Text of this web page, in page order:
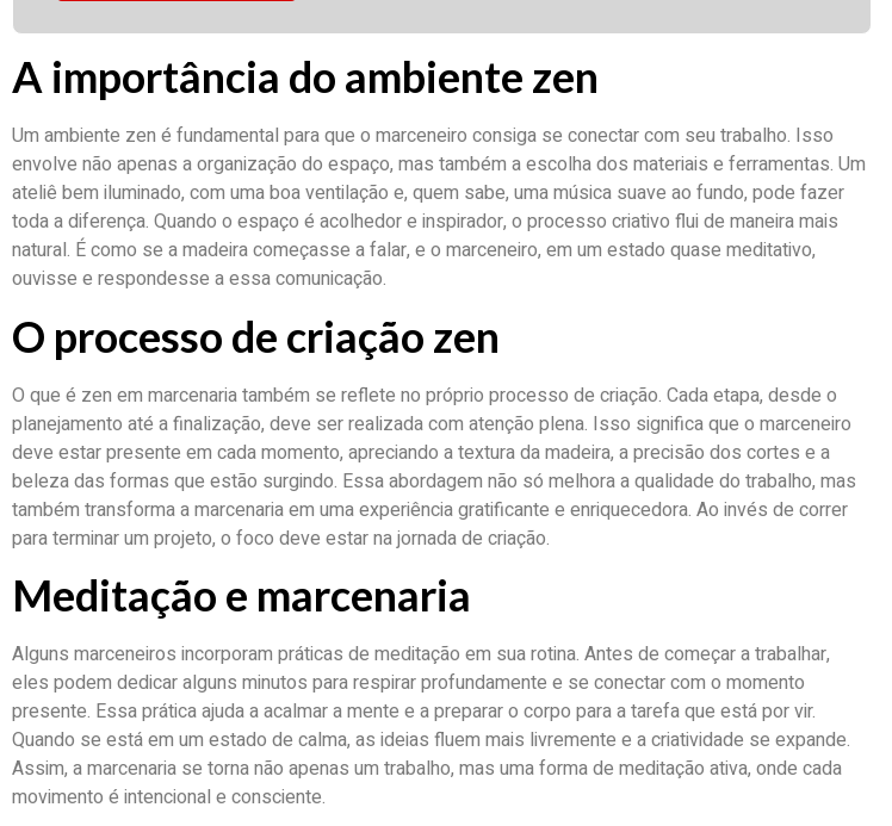
A importância do ambiente zen
Um ambiente zen é fundamental para que o marceneiro consiga se conectar com seu trabalho. Isso
envolve não apenas a organização do espaço, mas também a escolha dos materiais e ferramentas. Um
ateliê bem iluminado, com uma boa ventilação e, quem sabe, uma música suave ao fundo, pode fazer
toda a diferença. Quando o espaço é acolhedor e inspirador, o processo criativo flui de maneira mais
natural. É como se a madeira começasse a falar, e o marceneiro, em um estado quase meditativo,
ouvisse e respondesse a essa comunicação.
O processo de criação zen
O que é zen em marcenaria também se reflete no próprio processo de criação. Cada etapa, desde o
planejamento até a finalização, deve ser realizada com atenção plena. Isso significa que o marceneiro
deve estar presente em cada momento, apreciando a textura da madeira, a precisão dos cortes e a
beleza das formas que estão surgindo. Essa abordagem não só melhora a qualidade do trabalho, mas
também transforma a marcenaria em uma experiência gratificante e enriquecedora. Ao invés de correr
para terminar um projeto, o foco deve estar na jornada de criação.
Meditação e marcenaria
Alguns marceneiros incorporam práticas de meditação em sua rotina. Antes de começar a trabalhar,
eles podem dedicar alguns minutos para respirar profundamente e se conectar com o momento
presente. Essa prática ajuda a acalmar a mente e a preparar o corpo para a tarefa que está por vir.
Quando se está em um estado de calma, as ideias fluem mais livremente e a criatividade se expande.
Assim, a marcenaria se torna não apenas um trabalho, mas uma forma de meditação ativa, onde cada
movimento é intencional e consciente.